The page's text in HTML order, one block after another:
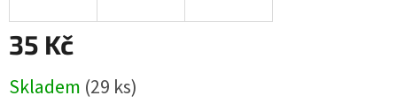
35 Kč
cena:
Skladem (29 ks)